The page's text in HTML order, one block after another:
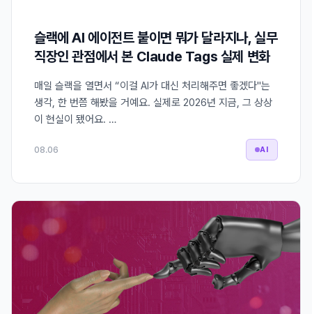
슬랙에 AI 에이전트 붙이면 뭐가 달라지나, 실무
직장인 관점에서 본 Claude Tags 실제 변화
매일 슬랙을 열면서 “이걸 AI가 대신 처리해주면 좋겠다"는
생각, 한 번쯤 해봤을 거예요. 실제로 2026년 지금, 그 상상
이 현실이 됐어요. …
08.06 AI